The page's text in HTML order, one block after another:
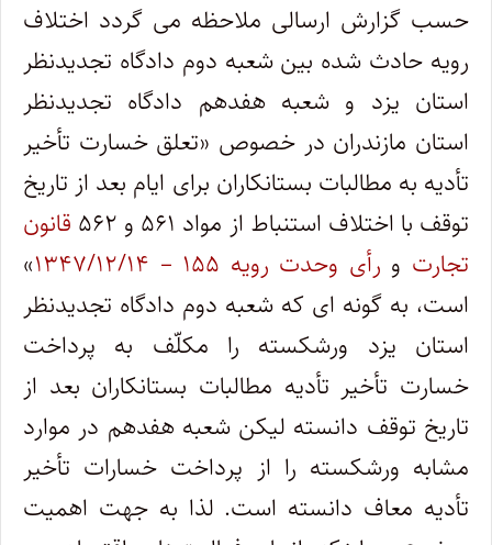
حسب گزارش ارسالی ملاحظه می گردد اختلاف
رویه حادث شده بین شعبه دوم دادگاه تجدیدنظر
استان یزد و شعبه هفدهم دادگاه تجدیدنظر
استان مازندران در خصوص «تعلق خسارت تأخیر
تأدیه به مطالبات بستانکاران برای ایام بعد از تاریخ
توقف با اختلاف استنباط از مواد ۵۶۱ و ۵۶۲
قانون
تجارت و رأی وحدت رویه ۱۵۵ – ۱۳۴۷/۱۲/۱۴
»
است، به گونه ای که شعبه دوم دادگاه تجدیدنظر
استان یزد ورشکسته را مکلّف به پرداخت
خسارت تأخیر تأدیه مطالبات بستانکاران بعد از
تاریخ توقف دانسته لیکن شعبه هفدهم در موارد
مشابه ورشکسته را از پرداخت خسارات تأخیر
تأدیه معاف دانسته است. لذا به جهت اهمیت